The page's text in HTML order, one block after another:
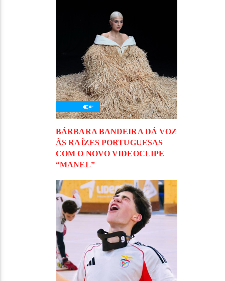
BÁRBARA BANDEIRA DÁ VOZ
ÀS RAÍZES PORTUGUESAS
COM O NOVO VIDEOCLIPE
“MANEL”